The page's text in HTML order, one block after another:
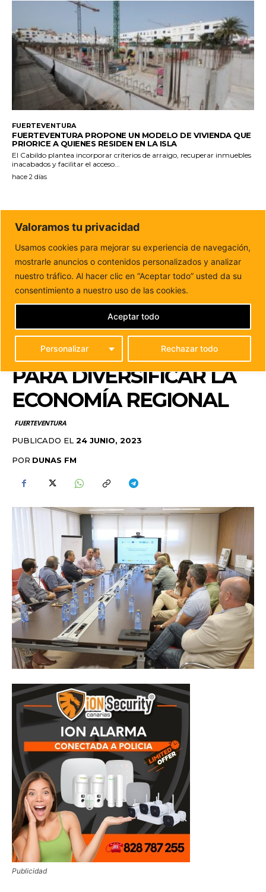
FUERTEVENTURA
FUERTEVENTURA PROPONE UN MODELO DE VIVIENDA QUE
PRIORICE A QUIENES RESIDEN EN LA ISLA
El Cabildo plantea incorporar criterios de arraigo, recuperar inmuebles
inacabados y facilitar el acceso...
hace 2 días